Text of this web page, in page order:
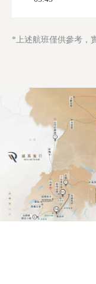
*上述航班僅供參考，